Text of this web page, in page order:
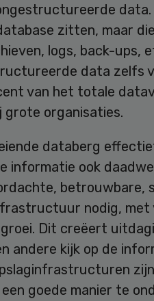
zitten, maar
logs, back-ups,
data zelfs
van het totale
grote organisaties.
databerg
informatie ook
betrouwbare,
nodig, met
Dit creëert
andere kijk op de
goede manier te